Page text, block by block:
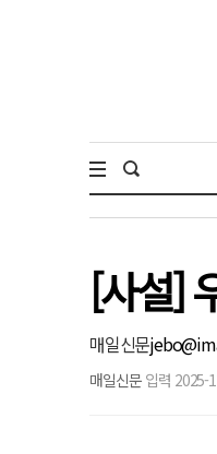
[사설]
매일신문
매일신문 입력 2025-